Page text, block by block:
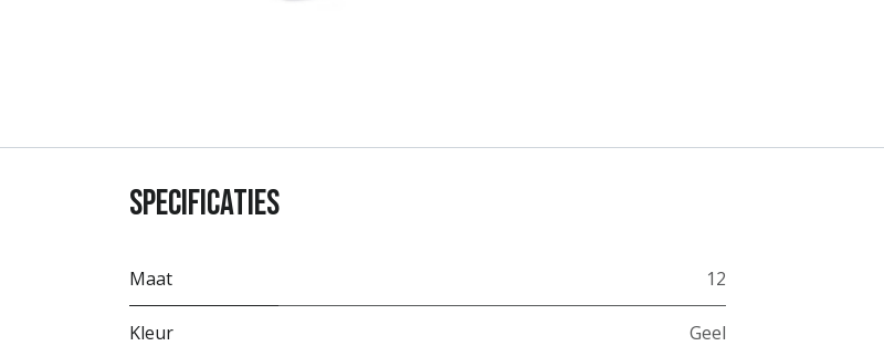
Specificaties
Maat 12
Kleur Geel